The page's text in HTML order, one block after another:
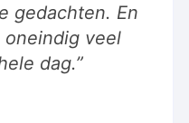
gedachten. En
veel
dag.”